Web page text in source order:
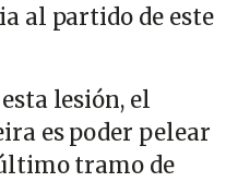
al partido de este
lesión, el
es poder pelear
tramo de